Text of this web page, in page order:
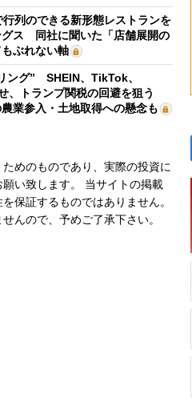
行列のできる新形態レストランを
ス 同社に聞いた「店舗展開の
ぶれない軸
ング” SHEIN、TikTok、
、トランプ関税の回避を狙う
業参入・土地取得への懸念も
めのものであり、実際の投資に
い致します。 当サイトの掲載
保証するものではありません。
んので、予めご了承下さい。